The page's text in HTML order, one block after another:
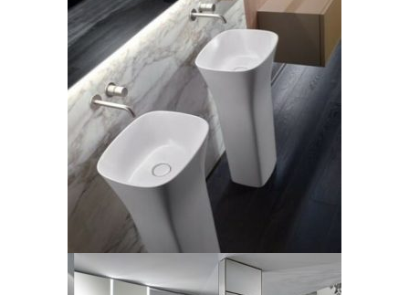
Casabath, lavabo
freestanding Shangai
LEGGI TUTTO